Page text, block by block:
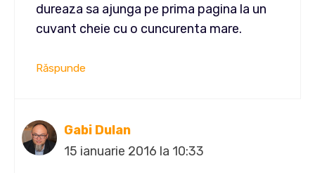
dureaza sa ajunga pe prima pagina la un
cuvant cheie cu o cuncurenta mare.
Răspunde
Gabi Dulan
15 ianuarie 2016 la 10:33